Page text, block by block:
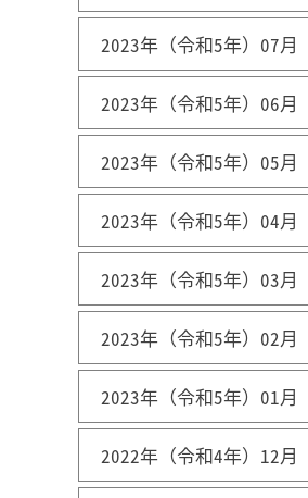
2023年（令和5年）07月
2023年（令和5年）06月
2023年（令和5年）05月
2023年（令和5年）04月
2023年（令和5年）03月
2023年（令和5年）02月
2023年（令和5年）01月
2022年（令和4年）12月